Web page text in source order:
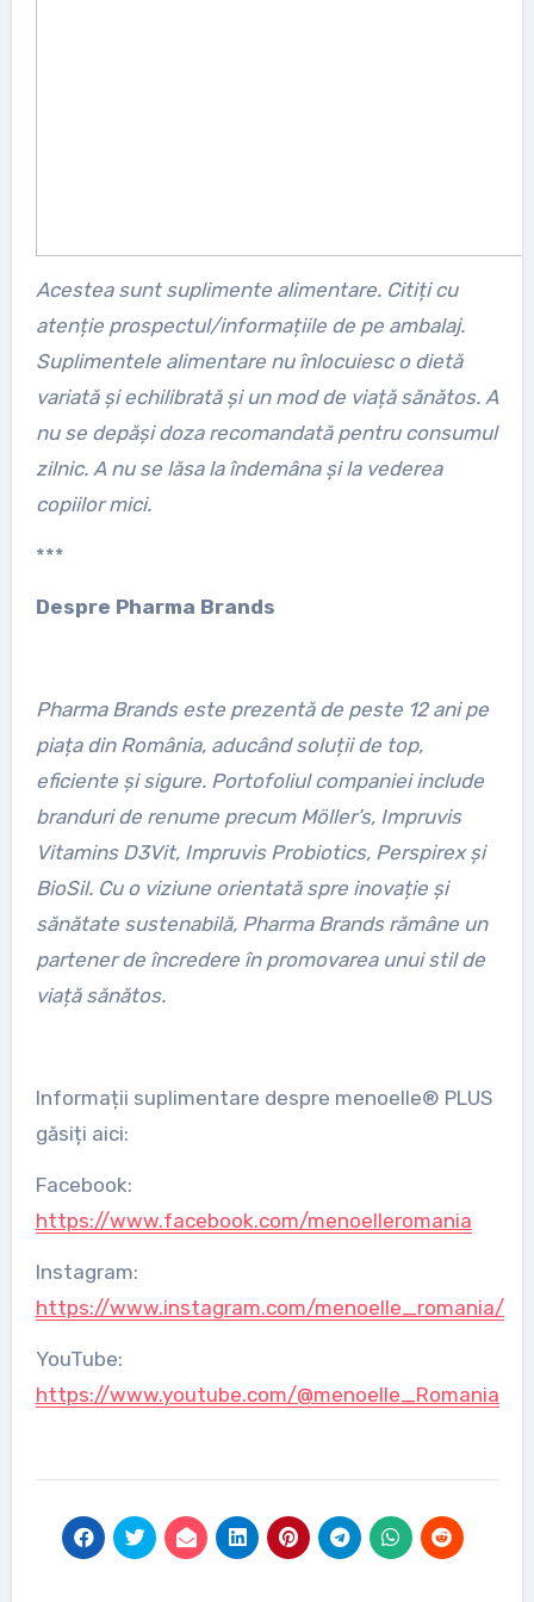
Acestea sunt suplimente alimentare. Citiți cu
atenție prospectul/informațiile de pe ambalaj.
Suplimentele alimentare nu înlocuiesc o dietă
variată și echilibrată și un mod de viață sănătos. A
nu se depăși doza recomandată pentru consumul
zilnic. A nu se lăsa la îndemâna și la vederea
copiilor mici.
***
Despre Pharma Brands
Pharma Brands este prezentă de peste 12 ani pe
piața din România, aducând soluții de top,
eficiente și sigure. Portofoliul companiei include
branduri de renume precum Möller’s, Impruvis
Vitamins D3Vit, Impruvis Probiotics, Perspirex și
BioSil. Cu o viziune orientată spre inovație și
sănătate sustenabilă, Pharma Brands rămâne un
partener de încredere în promovarea unui stil de
viață sănătos.
Informații suplimentare despre menoelle® PLUS
găsiți aici:
Facebook:
https://www.facebook.com/menoelleromania
Instagram:
https://www.instagram.com/menoelle_romania/
YouTube:
https://www.youtube.com/@menoelle_Romania